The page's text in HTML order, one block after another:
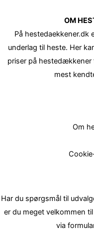
OM
På hestedaekkener.dk
underlag til heste. Her
priser på
mest
Om
Har du spørgsmål til
er du meget velkommen
via